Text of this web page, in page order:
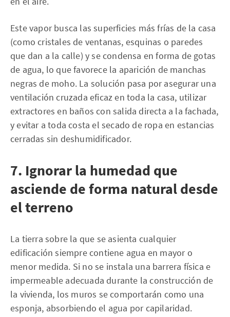
Este vapor busca las superficies más frías de la casa
(como cristales de ventanas, esquinas o paredes
que dan a la calle) y se condensa en forma de gotas
de agua, lo que favorece la aparición de manchas
negras de moho. La solución pasa por asegurar una
ventilación cruzada eficaz en toda la casa, utilizar
extractores en baños con salida directa a la fachada,
y evitar a toda costa el secado de ropa en estancias
cerradas sin deshumidificador.
7. Ignorar la humedad que
asciende de forma natural desde
el terreno
La tierra sobre la que se asienta cualquier
edificación siempre contiene agua en mayor o
menor medida. Si no se instala una barrera física e
impermeable adecuada durante la construcción de
la vivienda, los muros se comportarán como una
esponja, absorbiendo el agua por capilaridad.